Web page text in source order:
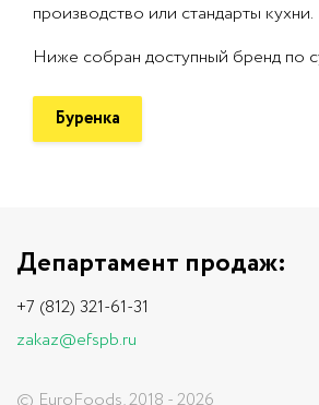
производство или стандарты кухни.
Ниже собран доступный бренд по
Буренка
Департамент продаж:
+7 (812) 321-61-31
zakaz@efspb.ru